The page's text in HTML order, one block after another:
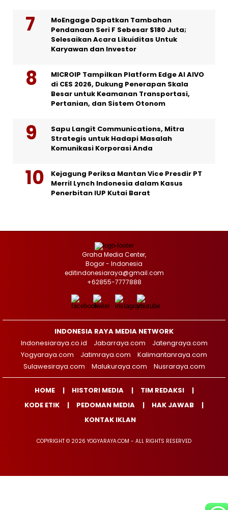
MoEngage Dapatkan Tambahan
Pendanaan Seri F Sebesar $180 Juta;
Selesaikan Acara Likuiditas Untuk
Karyawan dan Investor
MICROIP Tampilkan Platform Edge AI AIVO
di CES 2026, Dukung Penerapan Skala
Besar untuk Keamanan Transportasi,
Pertanian, dan Sistem Otonom
Sapu Langit Communications, Mitra
Strategis untuk Hadapi Masalah
Komunikasi Korporasi Anda
Kejagung Periksa Mantan Vice Presdir PT
Merril Lynch Indonesia dalam Kasus
Penerbitan IUP Kutai Barat
Graha Media Center,
Bogor - Indonesia
editindonesiaraya@gmail.com
+62855-7777888
INDONESIA RAYA MEDIA NETWORK
Indonesiaraya.co.id
Jabarraya.com
Jatengraya.com
Yogyaraya.com
Jatimraya.com
Kalimantanraya.com
Sulawesiraya.com
Malukuraya.com Nusraraya.com
HOME HISTORI MEDIA
TIM REDAKSI
KODE ETIK
PEDOMAN MEDIA
HAK JAWAB
KONTAK IKLAN
COPYRIGHT © 2026 YOGYARAYA.COM - ALL RIGHTS RESERVED